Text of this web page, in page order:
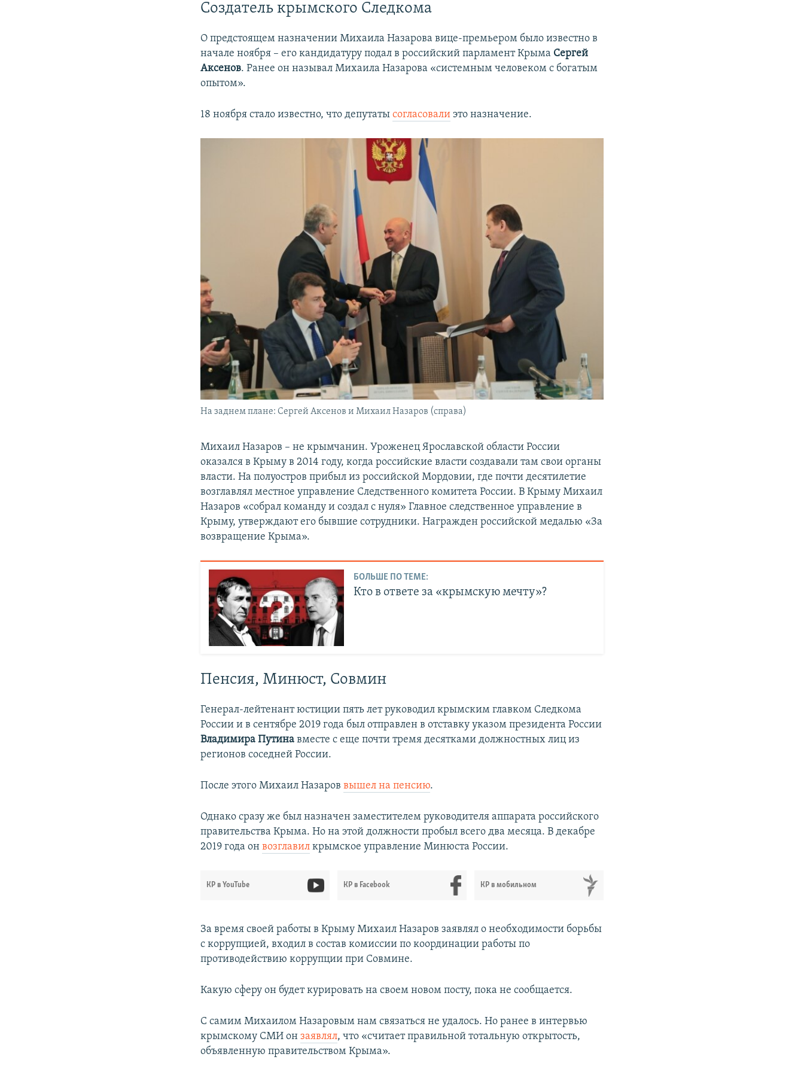
Создатель крымского Следкома
О предстоящем назначении Михаила Назарова вице-премьером было известно в
начале ноября – его кандидатуру подал в российский парламент Крыма Сергей
Аксенов. Ранее он называл Михаила Назарова «системным человеком с богатым
опытом».
18 ноября стало известно, что депутатысогласовали это назначение.
На заднем плане: Сергей Аксенов и Михаил Назаров (справа)
Михаил Назаров – не крымчанин. Уроженец Ярославской области России
оказался в Крыму в 2014 году, когда российские власти создавали там свои органы
власти. На полуостров прибыл из российской Мордовии, где почти десятилетие
возглавлял местное управление Следственного комитета России. В Крыму Михаил
Назаров «собрал команду и создал с нуля» Главное следственное управление в
Крыму, утверждают его бывшие сотрудники. Награжден российской медалью «За
возвращение Крыма».
БОЛЬШЕ ПО ТЕМЕ:
Кто в ответе за «крымскую мечту»?
Пенсия, Минюст, Совмин
Генерал-лейтенант юстиции пять лет руководил крымским главком Следкома
России и в сентябре 2019 года был отправлен в отставку указом президента России
Владимира Путина вместе с еще почти тремя десятками должностных лиц из
регионов соседней России.
После этого Михаил Назароввышел на пенсию.
Однако сразу же был назначен заместителем руководителя аппарата российского
правительства Крыма. Но на этой должности пробыл всего два месяца. В декабре
2019 года онвозглавил крымское управление Минюста России.
КР в YouTube КР в Facebook КР в мобильном
За время своей работы в Крыму Михаил Назаров заявлял о необходимости борьбы
с коррупцией, входил в состав комиссии по координации работы по
противодействию коррупции при Совмине.
Какую сферу он будет курировать на своем новом посту, пока не сообщается.
С самим Михаилом Назаровым нам связаться не удалось. Но ранее в интервью
крымскому СМИ онзаявлял, что «считает правильной тотальную открытость,
объявленную правительством Крыма».